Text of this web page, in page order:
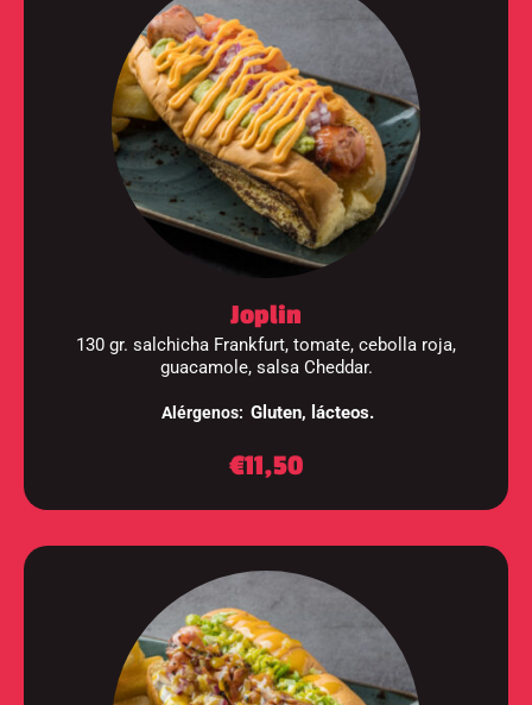
Joplin
130 gr. salchicha Frankfurt, tomate, cebolla roja,
guacamole, salsa Cheddar.
Alérgenos: Gluten, lácteos.
€11,50